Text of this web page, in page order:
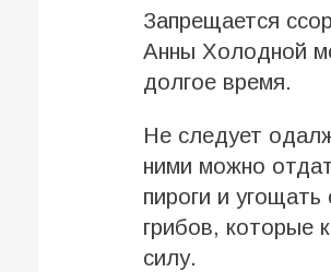
Запрещается
Анны Холодной
долгое время.
Не следует
ними можно
пироги и
грибов, которые
силу.